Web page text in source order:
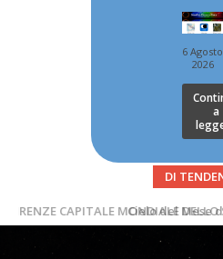
6 Agosto
2026
a
DI
Cielo del Mese di
SUPERNOVAE